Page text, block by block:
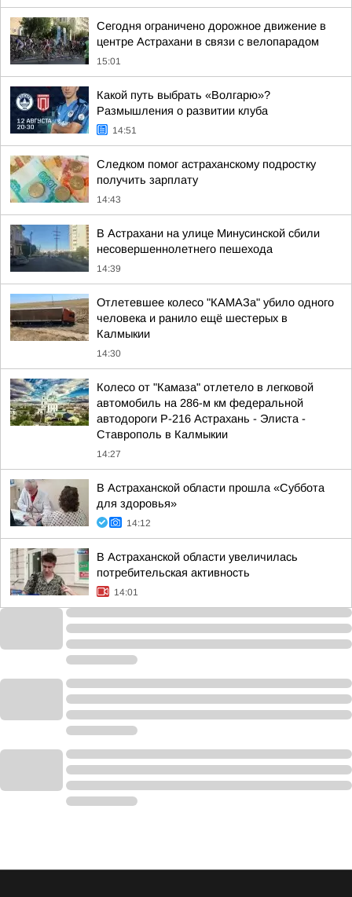
Сегодня ограничено дорожное движение в
центре Астрахани в связи с велопарадом
15:01
Какой путь выбрать «Волгарю»?
Размышления о развитии клуба
14:51
Следком помог астраханскому подростку
получить зарплату
14:43
В Астрахани на улице Минусинской сбили
несовершеннолетнего пешехода
14:39
Отлетевшее колесо "КАМАЗа" убило одного
человека и ранило ещё шестерых в
Калмыкии
14:30
Колесо от "Камаза" отлетело в легковой
автомобиль на 286-м км федеральной
автодороги Р-216 Астрахань - Элиста -
Ставрополь в Калмыкии
14:27
В Астраханской области прошла «Суббота
для здоровья»
14:12
В Астраханской области увеличилась
потребительская активность
14:01